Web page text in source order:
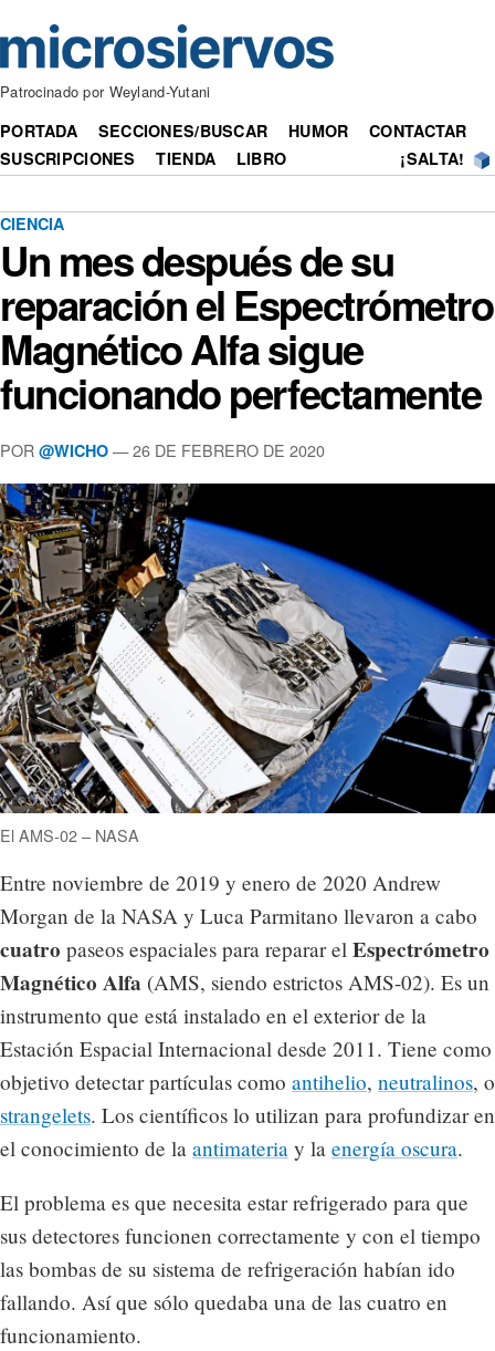
Patrocinado por Weyland-Yutani
PORTADA SECCIONES/BUSCAR HUMOR
CONTACTAR
SUSCRIPCIONES
TIENDA LIBRO ¡SALTA!
CIENCIA
Un mes después de su
reparación el Espectrómetro
Magnético Alfa sigue
funcionando perfectamente
POR @WICHO — 26 DE FEBRERO DE 2020
El AMS-02 – NASA
Entre noviembre de 2019 y enero de 2020 Andrew
Morgan de la NASA y Luca Parmitano llevaron a cabo
cuatro paseos espaciales para reparar el Espectrómetro
Magnético Alfa (AMS, siendo estrictos AMS-02). Es un
instrumento que está instalado en el exterior de la
Estación Espacial Internacional desde 2011. Tiene como
objetivo detectar partículas como antihelio, neutralinos, o
strangelets. Los científicos lo utilizan para profundizar en
el conocimiento de la antimateria y la energía oscura.
El problema es que necesita estar refrigerado para que
sus detectores funcionen correctamente y con el tiempo
las bombas de su sistema de refrigeración habían ido
fallando. Así que sólo quedaba una de las cuatro en
funcionamiento.